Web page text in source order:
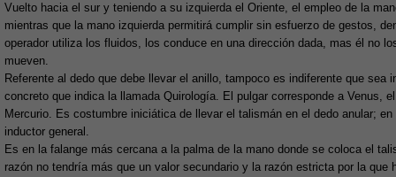
Vuelto hacia el sur y teniendo a su izquierda el Oriente, el empleo de la
mientras que la mano izquierda permitirá cumplir sin esfuerzo de gestos,
operador utiliza los fluidos, los conduce en una dirección dada, mas él no
mueven.
Referente al dedo que debe llevar el anillo, tampoco es indiferente que
concreto que indica la llamada Quirología. El pulgar corresponde a Venus,
Mercurio. Es costumbre iniciática de llevar el talismán en el dedo anular;
inductor general.
Es en la falange más cercana a la palma de la mano donde se coloca el
razón no tendría más que un valor secundario y la razón estricta por la